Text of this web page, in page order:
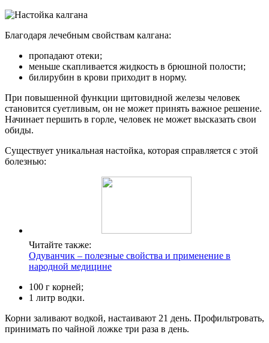
Благодаря лечебным свойствам калгана:
пропадают отеки;
меньше скапливается жидкость в брюшной полости;
билирубин в крови приходит в норму.
При повышенной функции щитовидной железы человек
становится суетливым, он не может принять важное решение.
Начинает першить в горле, человек не может высказать свои
обиды.
Существует уникальная настойка, которая справляется с этой
болезнью:
Читайте также:
Одуванчик – полезные свойства и применение в
народной медицине
100 г корней;
1 литр водки.
Корни заливают водкой, настаивают 21 день. Профильтровать,
принимать по чайной ложке три раза в день.